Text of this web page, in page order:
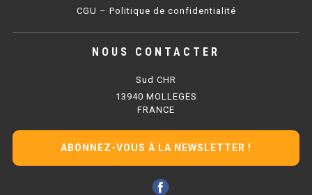
CHAUFFE FRITES 600 ÉLECTRIQUE
PLAQUE 600 GAZ
CGU – Politique de confidentialité
NOUS CONTACTER
Sud CHR
13940 MOLLEGES
FRANCE
ABONNEZ-VOUS À LA NEWSLETTER !